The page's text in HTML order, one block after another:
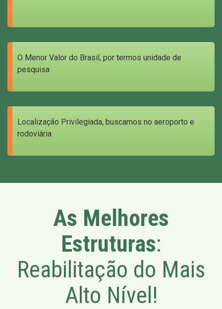
O Menor Valor do Brasil, por termos unidade de
pesquisa
Localização Privilegiada, buscamos no aeroporto e
rodoviária
As Melhores
Estruturas:
Reabilitação do Mais
Alto Nível!